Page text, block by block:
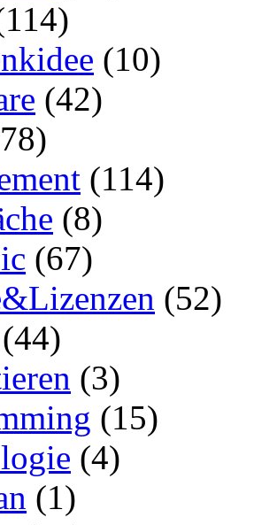
(10)
(42)
(114)
(8)
(67)
(52)
(44)
(3)
(15)
(4)
(1)